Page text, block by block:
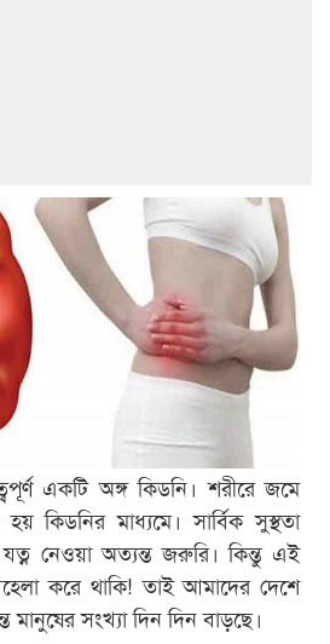
একটি অঙ্গ কিডনি। শরীরে জমে
কিডনির মাধ্যমে। সার্বিক সুস্থতা
নেওয়া অত্যন্ত জরুরি। কিন্তু এই
করে থাকি! তাই আমাদের দেশে
মানুষের সংখ্যা দিন দিন বাড়ছে।